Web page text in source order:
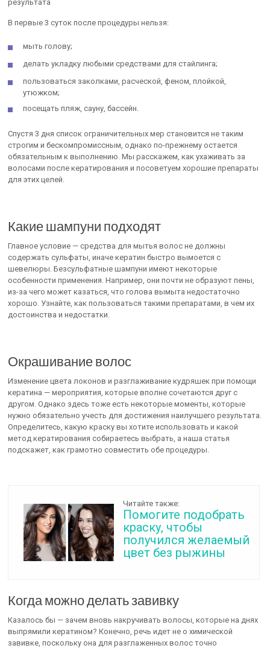
результата
В первые 3 суток после процедуры нельзя:
мыть голову;
делать укладку любыми средствами для стайлинга;
пользоваться заколками, расческой, феном, плойкой,
утюжком;
посещать пляж, сауну, бассейн.
Спустя 3 дня список ограничительных мер становится не таким
строгим и бескомпромиссным, однако по-прежнему остается
обязательным к выполнению. Мы расскажем, как ухаживать за
волосами после кератирования и посоветуем хорошие препараты
для этих целей.
Какие шампуни подходят
Главное условие — средства для мытья волос не должны
содержать сульфаты, иначе кератин быстро вымоется с
шевелюры. Безсульфатные шампуни имеют некоторые
особенности применения. Например, они почти не образуют пены,
из-за чего может казаться, что голова вымыта недостаточно
хорошо. Узнайте, как пользоваться такими препаратами, в чем их
достоинства и недостатки.
Окрашивание волос
Изменение цвета локонов и разглаживание кудряшек при помощи
кератина — мероприятия, которые вполне сочетаются друг с
другом. Однако здесь тоже есть некоторые моменты, которые
нужно обязательно учесть для достижения наилучшего результата.
Определитесь, какую краску вы хотите использовать и какой
метод кератирования собираетесь выбрать, а наша статья
подскажет, как грамотно совместить обе процедуры.
Читайте также:
Помогите подобрать
краску, чтобы
получился желаемый
цвет без рыжины
Когда можно делать завивку
Казалось бы — зачем вновь накручивать волосы, которые на днях
выпрямили кератином? Конечно, речь идет не о химической
завивке, поскольку она для разглаженных волос точно